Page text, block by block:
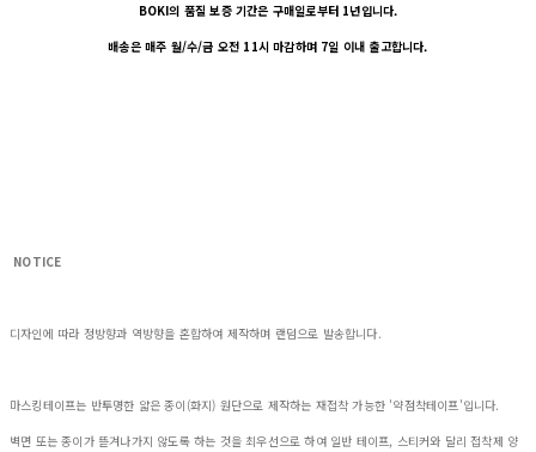
BOKI의 품질 보증 기간은 구매일로부터 1년입니다.
배송은 매주 월/수/금 오전 11시 마감하며 7일 이내 출고합니다.
NOTICE
디자인에 따라 정방향과 역방향을 혼합하여 제작하며 랜덤으로 발송합니다.
마스킹테이프는 반투명한 얇은 종이(화지) 원단으로 제작하는 재접착 가능한 '약점착테이프'입니다.
벽면 또는 종이가 뜯겨나가지 않도록 하는 것을 최우선으로 하여 일반 테이프, 스티커와 달리 접착제 양